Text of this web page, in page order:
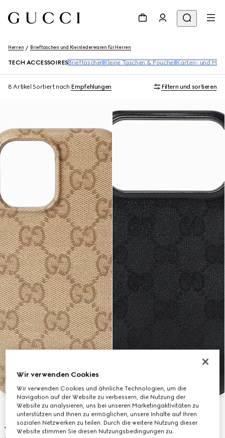
Herren Brieftaschen und Kleinlederwaren für Herren
TECH ACCESSOIRES Brieftaschen Kleine Taschen & Pouches Karten- und
8 Artikel Sortiert nach Empfehlungen Filtern und sortieren
Wir verwenden Cookies
Wir verwenden Cookies und ähnliche Technologien, um die
Navigation auf der Website zu verbessern, die Nutzung der
Website zu analysieren, uns bei unseren Marketingaktivitäten zu
unterstützen und Ihnen zu ermöglichen, unsere Inhalte auf Ihren
sozialen Netzwerken zu teilen. Durch die weitere Nutzung dieser
Website stimmen Sie diesen Nutzungsbedingungen zu.